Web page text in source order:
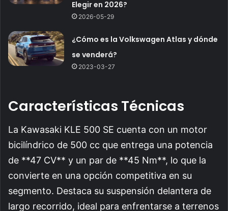
Elegir en 2026?
2026-05-29
¿Cómo es la Volkswagen Atlas y dónde
se venderá?
2023-03-27
Características Técnicas
La Kawasaki KLE 500 SE cuenta con un motor
bicilíndrico de 500 cc que entrega una potencia
de **47 CV** y un par de **45 Nm**, lo que la
convierte en una opción competitiva en su
segmento. Destaca su suspensión delantera de
largo recorrido, ideal para enfrentarse a terrenos